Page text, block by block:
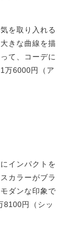
を取り入れる
きな曲線を描
て、コーデに
万6000円（ア
インパクトを
カラーがブラ
ダンな印象で
8100円（シッ